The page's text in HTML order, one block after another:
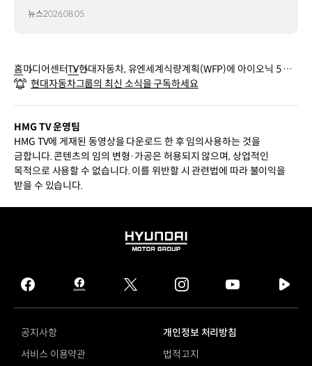
뉴스2026.08.05
홈미디어센터TV현대자동차, 유엔세계식량계획(WFP)에 아이오닉 5 기
증
현대자동차그룹의 최신 소식을 구독하세요
HMG TV 운영팀
HMG TV에 게재된 동영상을 다운로드 한 후 임의사용하는 것을
금합니다. 콘텐츠의 임의 변형·가공은 허용되지 않으며, 상업적인
목적으로 사용할 수 없습니다. 이를 위반할 시 관련법에 따라 불이익을
받을 수 있습니다.
HYUNDAI
GROUP
facebook
hmg
journal
twitter instagram
tv
공지사항
개인정보 처리방침
서비스 이용약관
법적고지